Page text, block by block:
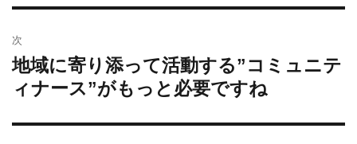
シ
ョ
ン
次
次
の
投
稿:
地域に寄り添って活動する”コミュニテ
ィナース”がもっと必要ですね